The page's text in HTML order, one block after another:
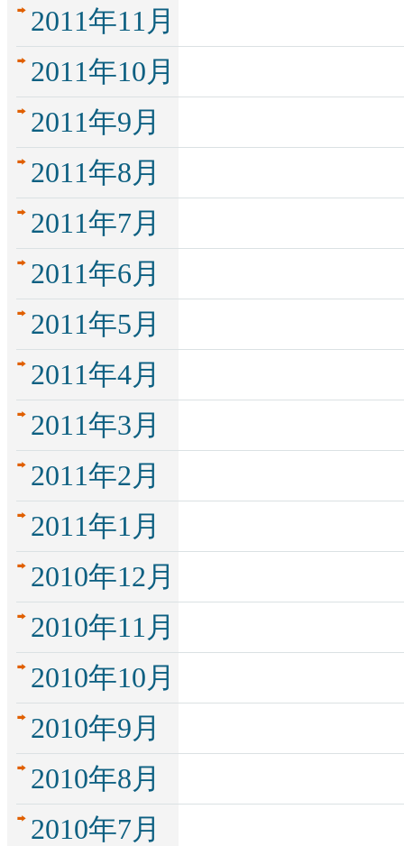
2011年11月
2011年10月
2011年9月
2011年8月
2011年7月
2011年6月
2011年5月
2011年4月
2011年3月
2011年2月
2011年1月
2010年12月
2010年11月
2010年10月
2010年9月
2010年8月
2010年7月